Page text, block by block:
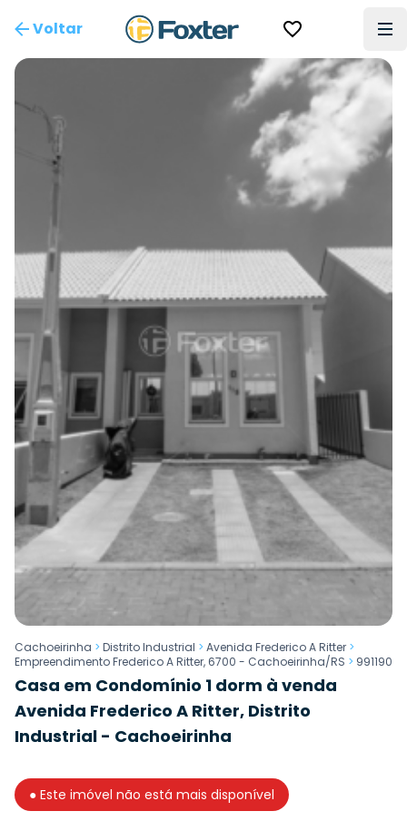
Voltar
Cachoeirinha > Distrito Industrial > Avenida Frederico A Ritter >
Empreendimento Frederico A Ritter, 6700 - Cachoeirinha/RS > 991190
Casa em Condomínio 1 dorm à venda
Avenida Frederico A Ritter, Distrito
Industrial - Cachoeirinha
● Este imóvel não está mais disponível